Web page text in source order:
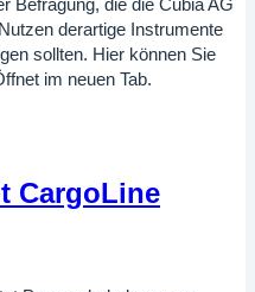
Befragung, die die Cubia AG
derartige Instrumente
sollten. Hier können Sie
im neuen Tab.
CargoLine